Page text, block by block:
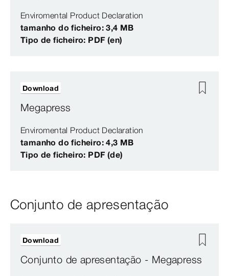
Enviromental Product Declaration
tamanho do ficheiro: 3,4 MB
Tipo de ficheiro: PDF (en)
Megapress
Enviromental Product Declaration
tamanho do ficheiro: 4,3 MB
Tipo de ficheiro: PDF (de)
Download
Conjunto de apresentação
Conjunto de apresentação - Megapress
Download